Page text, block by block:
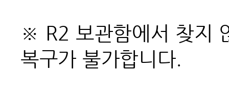
※ R2 보관함에서 찾지
복구가 불가합니다.